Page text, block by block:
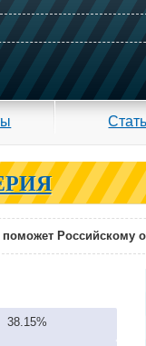
поможет Российскому
38.15%